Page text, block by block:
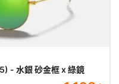
- 水銀 砂金框 x 綠鏡